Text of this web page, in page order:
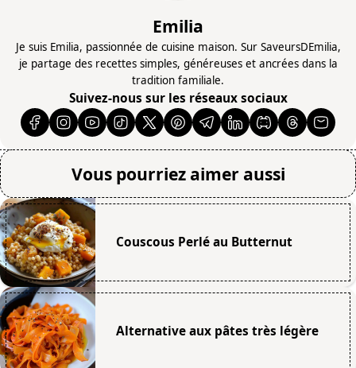
Emilia
Je suis Emilia, passionnée de cuisine maison. Sur SaveursDEmilia,
je partage des recettes simples, généreuses et ancrées dans la
tradition familiale.
Suivez-nous sur les réseaux sociaux
Vous pourriez aimer aussi
Couscous Perlé au Butternut
Alternative aux pâtes très légère